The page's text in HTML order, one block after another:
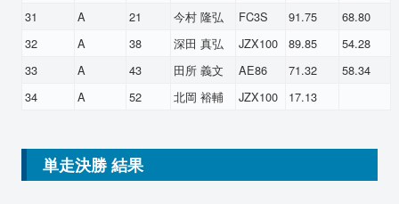
31
A 21 今村 隆弘 FC3S 91.75
68.80
32
A 38 深田 真弘 JZX100 89.85
54.28
33
A 43 田所 義文 AE86 71.32
58.34
34
A 52 北岡 裕輔 JZX100 17.13
単走決勝 結果